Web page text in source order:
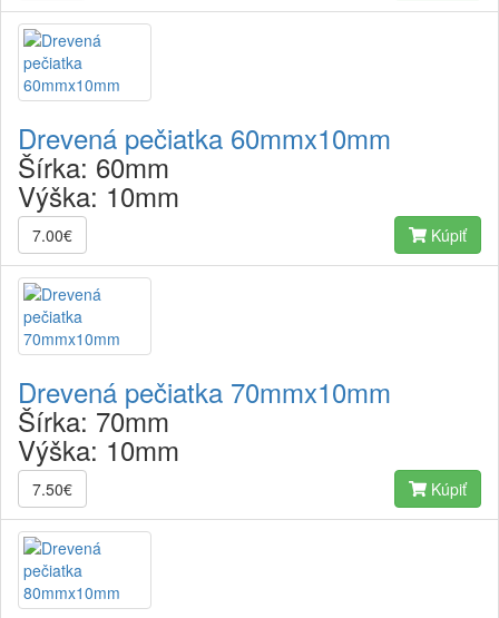
Drevená pečiatka 60mmx10mm
Šírka: 60mm
Výška: 10mm
7.00€ Kúpiť
Drevená pečiatka 70mmx10mm
Šírka: 70mm
Výška: 10mm
7.50€ Kúpiť